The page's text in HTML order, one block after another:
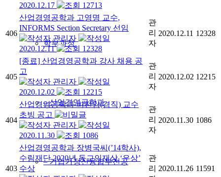
학부과정
– 산업경영공학과
– 기업가정신융합부전공
2020.12.17
12713
406
산업경영공학과 고영명 교수,
INFORMS Section Secretary 선임
관리자
2020.12.11
12328
관
리
자
2020.12.11 12328
405
[종료] 산업경영공학과 강사 채용 공
고
관리자
2020.12.02
12215
관
리
자
2020.12.02 12215
404
산업경영공학과 비전임(겸직) 교수
초빙 공고
관리자
2020.11.30
1086
관
리
자
2020.11.30 1086
403
산업경영공학과 장병국씨(’14학사),
수림재단 2020년 동교인재상 ‘은상’
수상
관
리 2020.11.26 11591